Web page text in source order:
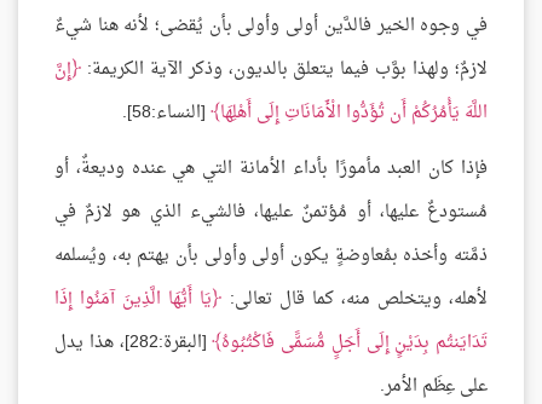
في وجوه الخير فالدَّين أولى وأولى بأن يُقضى؛ لأنه هنا شيءٌ
لازمٌ؛ ولهذا بوَّب فيما يتعلق بالديون، وذكر الآية الكريمة: إِنَّ
اللَّهَ يَأْمُرُكُمْ أَن تُؤَدُّوا الْأَمَانَاتِ إِلَى أَهْلِهَا [النساء:58].
فإذا كان العبد مأمورًا بأداء الأمانة التي هي عنده وديعةٌ، أو
مُستودعٌ عليها، أو مُؤتمنٌ عليها، فالشيء الذي هو لازمٌ في
ذمَّته وأخذه بمُعاوضةٍ يكون أولى وأولى بأن يهتم به، ويُسلمه
لأهله، ويتخلص منه، كما قال تعالى:
يَا أَيُّهَا الَّذِينَ آمَنُوا إِذَا
تَدَايَنتُم بِدَيْنٍ إِلَى أَجَلٍ مُّسَمًّى فَاكْتُبُوهُ
[البقرة:282]، هذا يدل
على عِظَم الأمر.